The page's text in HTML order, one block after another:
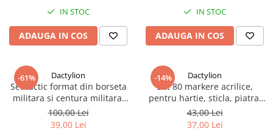
IN STOC
ADAUGA IN COS
IN STOC
ADAUGA IN COS
-61% Dactylion
Set tactic format din borseta
militara si centura militara,
supravietuire, camping,
multifunctional - Negru
100,00 Lei
39,00 Lei
-14% Dactylion
Set 80 markere acrilice,
pentru hartie, sticla, piatra,
lemn, panza, textile, uscare
rapida, multicolor
43,00 Lei
37,00 Lei